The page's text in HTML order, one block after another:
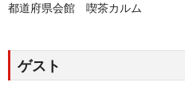
都道府県会館 喫茶カルム
ゲスト